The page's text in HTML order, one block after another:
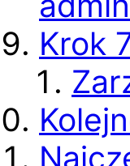
Krok